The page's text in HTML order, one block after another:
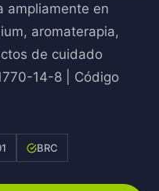
ampliamente en
aromaterapia,
de cuidado
14-8 | Código
BRC